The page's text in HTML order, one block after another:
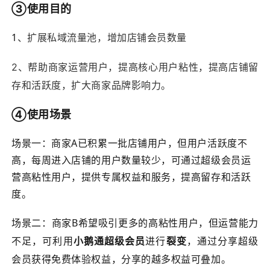
③使用目的
1 、扩展私域流量池，增加店铺会员数量
2、帮助商家运营用户，提高核心用户粘性，提高店铺留
存和活跃度，扩大商家品牌影响力。
④使用场景
场景一：商家A已积累一批店铺用户，但用户活跃度不
高，每周进入店铺的用户数量较少，可通过超级会员运
营高粘性用户，提供专属权益和服务，提高留存和活跃
度。
场景二：商家B希望吸引更多的高粘性用户，但运营能力
不足，可利用小鹅通超级会员进行裂变，通过分享超级
会员获得免费体验权益，分享的越多权益可叠加。